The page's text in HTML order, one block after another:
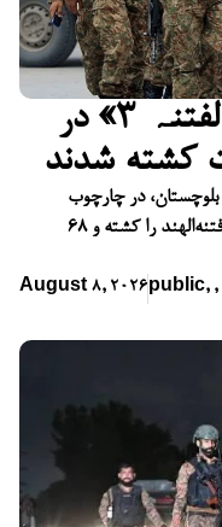
بلوچستان: عملیات «ردّالفتنہ ۳» در
بلوچستان، در چارچوب
عملیات «ردّالفتنہ ۳»، ۳ تروریست وابسته به فتنه‌الهند را کشته و ۶۸
August 8, 2026 public, ,